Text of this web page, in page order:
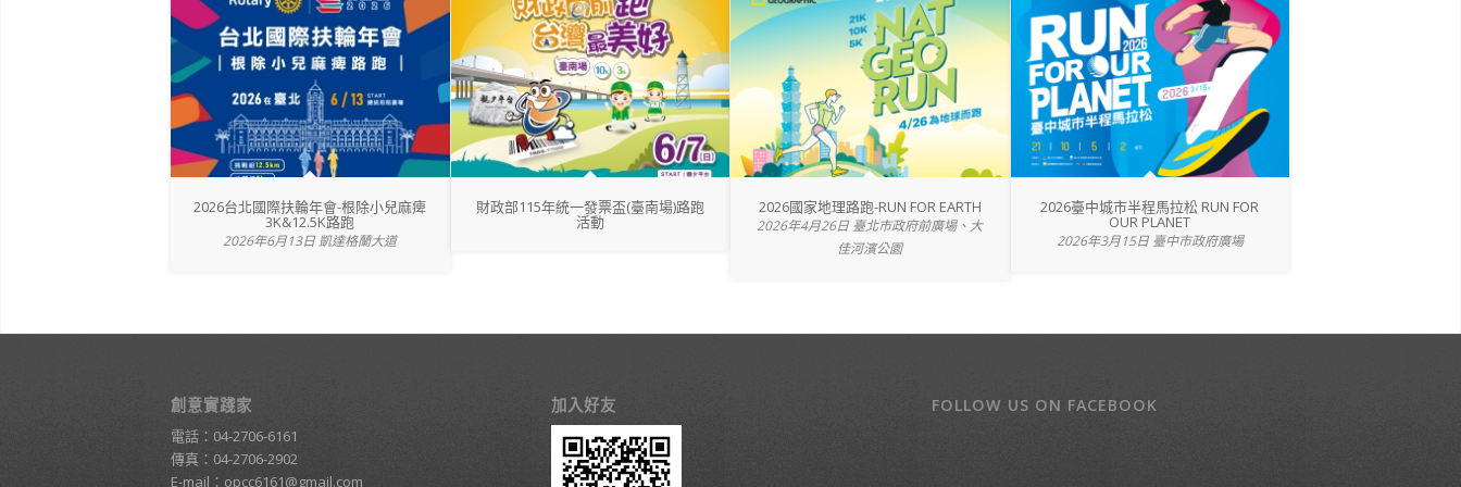
2026台北國際扶輪年會-根除小兒麻痺
3K&12.5K路跑
2026年6月13日 凱達格蘭大道
財政部115年統一發票盃(臺南場)路跑
活動
2026國家地理路跑-RUN FOR EARTH
2026年4月26日 臺北市政府前廣場、大
佳河濱公園
2026臺中城市半程馬拉松 RUN FOR
OUR PLANET
2026年3月15日 臺中市政府廣場
創意實踐家
電話： 04-2706-6161
傳真：04-2706-2902
E-mail： opcc6161@gmail.com
加入好友 FOLLOW US ON FACEBOOK